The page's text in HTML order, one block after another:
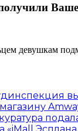
Ваше